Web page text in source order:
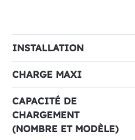
INSTALLATION
CHARGE MAXI
CAPACITÉ DE
CHARGEMENT
(NOMBRE ET MODÈLE)